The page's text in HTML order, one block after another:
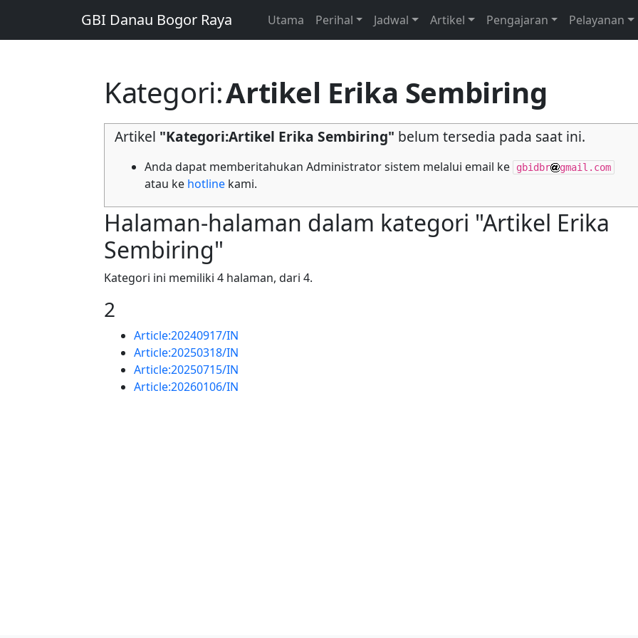
GBI Danau Bogor Raya Utama Perihal Jadwal Artikel Pengajaran Pelayanan
Kategori:Artikel Erika Sembiring
Artikel "Kategori:Artikel Erika Sembiring" belum tersedia pada saat ini.
Anda dapat memberitahukan Administrator sistem melalui email ke gbidbr gmail.com
atau ke hotlinekami.
Halaman-halaman dalam kategori "Artikel Erika
Sembiring"
Kategori ini memiliki 4 halaman, dari 4.
2
Article:20240917/IN
Article:20250318/IN
Article:20250715/IN
Article:20260106/IN